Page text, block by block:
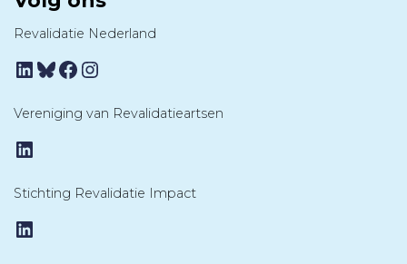
Revalidatie Nederland
LinkedIn
Bluesky
Facebook
Instagram
Vereniging van Revalidatieartsen
LinkedIn
Stichting Revalidatie Impact
LinkedIn